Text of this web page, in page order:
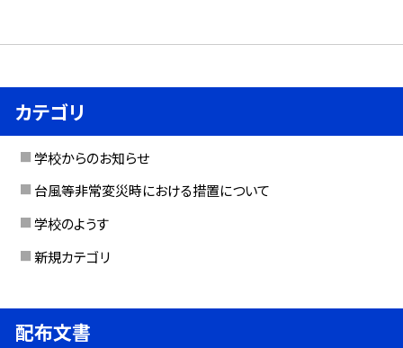
カテゴリ
学校からのお知らせ
台風等非常変災時における措置について
学校のようす
新規カテゴリ
配布文書